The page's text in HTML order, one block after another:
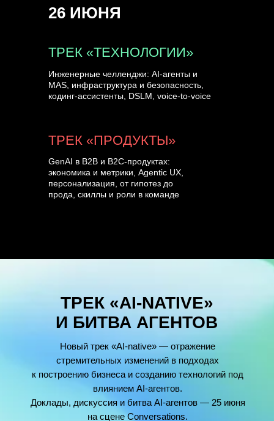
26 ИЮНЯ
ТРЕК «ПРОДУКТЫ»
GenAI в B2B и B2C-продуктах:
экономика и метрики, Agentic UX,
персонализация, от гипотез до
прода, скиллы и роли в команде
Инженерные челленджи: AI-агенты и
MAS, инфраструктура и безопасность,
кодинг-ассистенты, DSLM, voice-to-voice
ТРЕК «ТЕХНОЛОГИИ»